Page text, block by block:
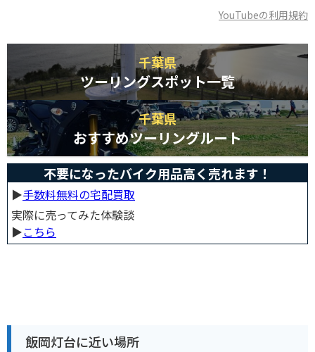
YouTubeの利用規約
千葉県
ツーリングスポット一覧
千葉県
おすすめツーリングルート
不要になったバイク用品高く売れます！
▶︎手数料無料の宅配買取
実際に売ってみた体験談
▶︎こちら
飯岡灯台に近い場所